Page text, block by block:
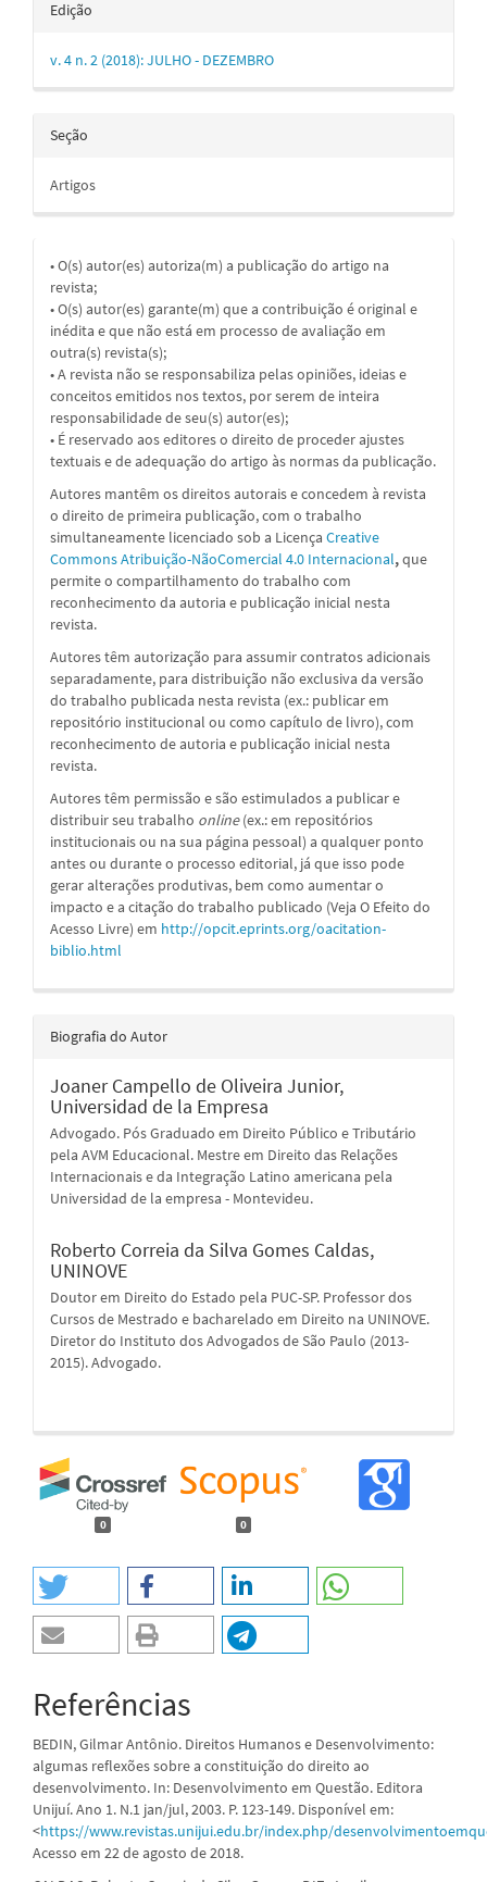
Edição
v. 4 n. 2 (2018): JULHO - DEZEMBRO
Seção
Artigos
• O(s) autor(es) autoriza(m) a publicação do artigo na
revista;
• O(s) autor(es) garante(m) que a contribuição é original e
inédita e que não está em processo de avaliação em
outra(s) revista(s);
• A revista não se responsabiliza pelas opiniões, ideias e
conceitos emitidos nos textos, por serem de inteira
responsabilidade de seu(s) autor(es);
• É reservado aos editores o direito de proceder ajustes
textuais e de adequação do artigo às normas da publicação.
Autores mantêm os direitos autorais e concedem à revista
o direito de primeira publicação, com o trabalho
simultaneamente licenciado sob a Licença Creative
Commons Atribuição-NãoComercial 4.0 Internacional,que
permite o compartilhamento do trabalho com
reconhecimento da autoria e publicação inicial nesta
revista.
Autores têm autorização para assumir contratos adicionais
separadamente, para distribuição não exclusiva da versão
do trabalho publicada nesta revista (ex.: publicar em
repositório institucional ou como capítulo de livro), com
reconhecimento de autoria e publicação inicial nesta
revista.
Autores têm permissão e são estimulados a publicar e
distribuir seu trabalho online(ex.: em repositórios
institucionais ou na sua página pessoal) a qualquer ponto
antes ou durante o processo editorial, já que isso pode
gerar alterações produtivas, bem como aumentar o
impacto e a citação do trabalho publicado (Veja O Efeito do
Acesso Livre) em http://opcit.eprints.org/oacitation-
biblio.html
Biografia do Autor
Joaner Campello de Oliveira Junior,
Universidad de la Empresa
Advogado. Pós Graduado em Direito Público e Tributário
pela AVM Educacional. Mestre em Direito das Relações
Internacionais e da Integração Latino americana pela
Universidad de la empresa - Montevideu.
Roberto Correia da Silva Gomes Caldas,
UNINOVE
Doutor em Direito do Estado pela PUC-SP. Professor dos
Cursos de Mestrado e bacharelado em Direito na UNINOVE.
Diretor do Instituto dos Advogados de São Paulo (2013-
2015). Advogado.
0 0
Referências
BEDIN, Gilmar Antônio. Direitos Humanos e Desenvolvimento:
algumas reflexões sobre a constituição do direito ao
desenvolvimento. In: Desenvolvimento em Questão. Editora
Unijuí. Ano 1. N.1 jan/jul, 2003. P. 123-149. Disponível em:
<https://www.revistas.unijui.edu.br/index.php/
Acesso em 22 de agosto de 2018.